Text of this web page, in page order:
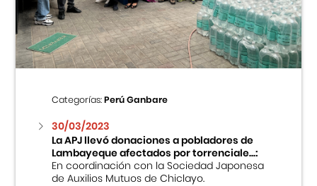
Centro Cultural Peruano Japonés
Cursos
Museo de la Inmigración Japonesa
Fondo Editorial
Teatro Peruano Japonés
Categorías:Perú Ganbare
30/03/2023
La APJ llevó donaciones a pobladores de
Lambayeque afectados por torrenciale...:
En coordinación con la Sociedad Japonesa
de Auxilios Mutuos de Chiclayo.